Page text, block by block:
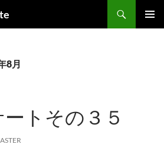
8月
トその３５